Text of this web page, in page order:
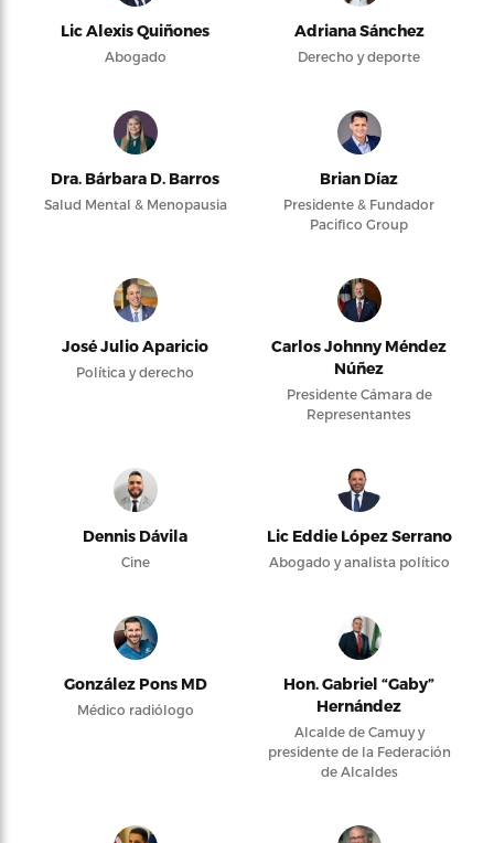
Lic Alexis Quiñones
Abogado
Adriana Sánchez
Derecho y deporte
Dra. Bárbara D. Barros
Salud Mental & Menopausia
Brian Díaz
Presidente & Fundador
Pacifico Group
José Julio Aparicio
Política y derecho
Carlos Johnny Méndez
Núñez
Presidente Cámara de
Representantes
Dennis Dávila
Cine
Lic Eddie López Serrano
Abogado y analista político
González Pons MD
Médico radiólogo
Hon. Gabriel “Gaby”
Hernández
Alcalde de Camuy y
presidente de la Federación
de Alcaldes